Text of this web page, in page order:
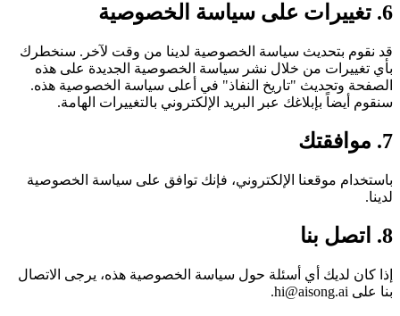
6. تغييرات على سياسة الخصوصية
قد نقوم بتحديث سياسة الخصوصية لدينا من وقت لآخر. سنخطرك
بأي تغييرات من خلال نشر سياسة الخصوصية الجديدة على هذه
الصفحة وتحديث "تاريخ النفاذ" في أعلى سياسة الخصوصية هذه.
سنقوم أيضاً بإبلاغك عبر البريد الإلكتروني بالتغييرات الهامة.
7. موافقتك
باستخدام موقعنا الإلكتروني، فإنك توافق على سياسة الخصوصية
لدينا.
8. اتصل بنا
إذا كان لديك أي أسئلة حول سياسة الخصوصية هذه، يرجى الاتصال
بنا على hi@aisong.ai
.